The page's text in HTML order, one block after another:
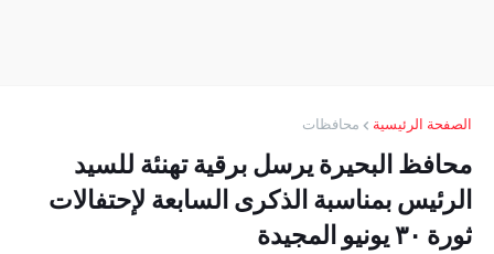
الصفحة الرئيسية محافظات
محافظ البحيرة يرسل برقية تهنئة للسيد
الرئيس بمناسبة الذكرى السابعة لإحتفالات
ثورة ٣٠ يونيو المجيدة